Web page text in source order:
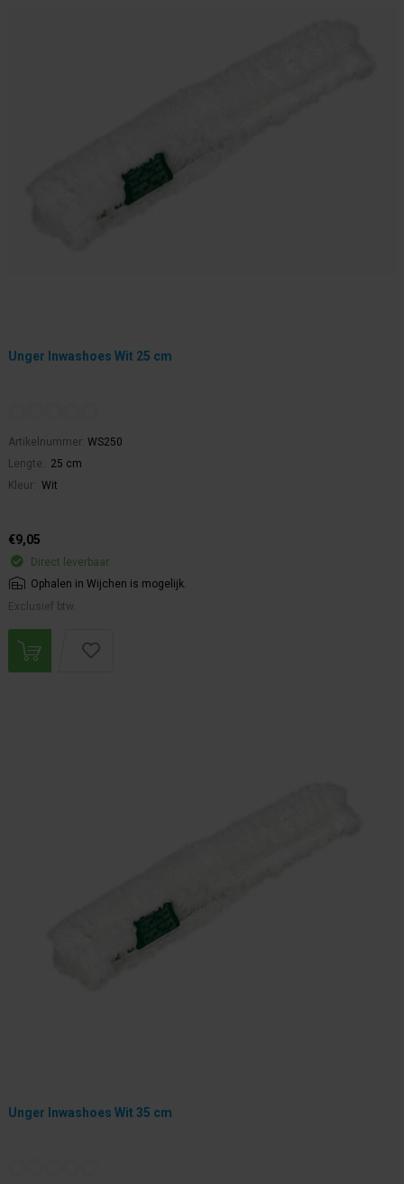
Unger Inwashoes Wit 25 cm
Artikelnummer: WS250
Lengte:
25 cm
Kleur:
Wit
€9,05
Direct leverbaar
Ophalen in Wijchen is mogelijk.
Exclusief btw.
Unger Inwashoes Wit 35 cm